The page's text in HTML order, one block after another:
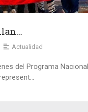
Actualidad
del Programa Nacional